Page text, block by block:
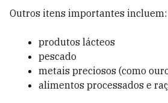
Outros itens importantes incluem:
produtos lácteos
pescado
metais preciosos (como
alimentos processados e